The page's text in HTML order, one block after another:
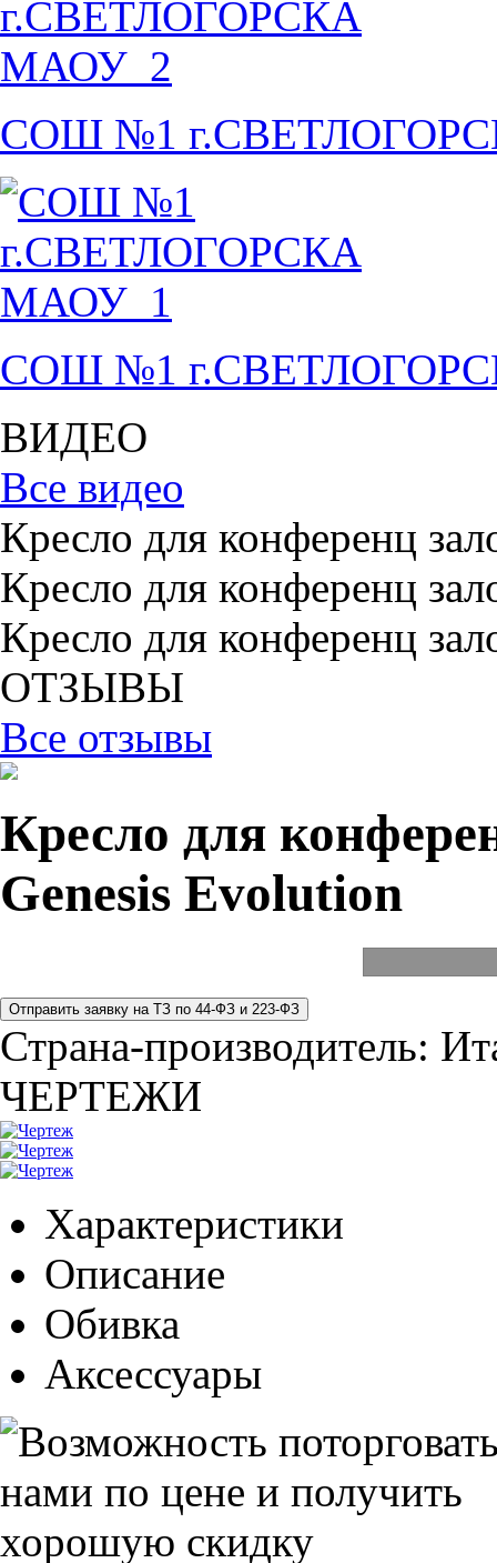
СОШ №1
СОШ №1
ВИДЕО
Все видео
Кресло для конференц
Кресло для конференц
Кресло для конференц
ОТЗЫВЫ
Все отзывы
Кресло для
Genesis Evolution
Страна-производитель:
ЧЕРТЕЖИ
Характеристики
Описание
Обивка
Аксессуары